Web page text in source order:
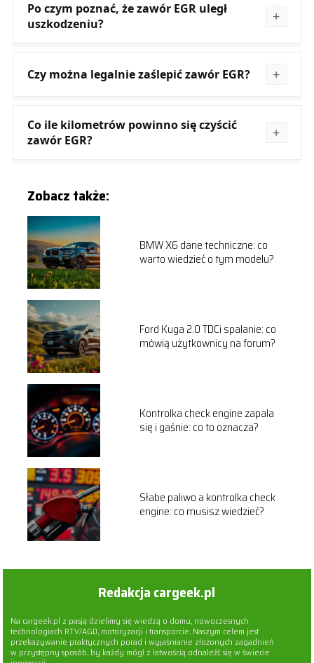
Po czym poznać, że zawór EGR uległ
uszkodzeniu?
Czy można legalnie zaślepić zawór EGR?
Co ile kilometrów powinno się czyścić
zawór EGR?
Zobacz także:
BMW X6 dane techniczne: co
warto wiedzieć o tym modelu?
Ford Kuga 2.0 TDCi spalanie: co
mówią użytkownicy na forum?
Kontrolka check engine zapala
się i gaśnie: co to oznacza?
Słabe paliwo a kontrolka check
engine: co musisz wiedzieć?
Redakcja cargeek.pl
Na cargeek.pl z pasją dzielimy się wiedzą o domu, nowoczesnych
technologiach RTV/AGD, motoryzacji i transporcie. Naszym celem jest
przekazywanie praktycznych porad i wyjaśnianie złożonych zagadnień
w przystępny sposób, by każdy mógł z łatwością odnaleźć się w świecie